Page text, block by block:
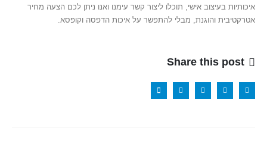
איכותיות בעיצוב אישי, תוכלו ליצור קשר עימנו ואנו ניתן לכם הצעה מחיר
אטרקטיבית והוגנת, מבלי להתפשר על איכות הדפסה וקופסא.
Share this post